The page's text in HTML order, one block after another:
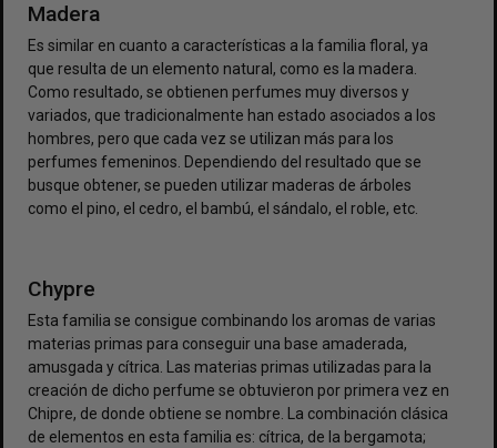
Madera
Es similar en cuanto a características a la familia floral, ya
que resulta de un elemento natural, como es la madera.
Como resultado, se obtienen perfumes muy diversos y
variados, que tradicionalmente han estado asociados a los
hombres, pero que cada vez se utilizan más para los
perfumes femeninos. Dependiendo del resultado que se
busque obtener, se pueden utilizar maderas de árboles
como el pino, el cedro, el bambú, el sándalo, el roble, etc.
Chypre
Esta familia se consigue combinando los aromas de varias
materias primas para conseguir una base amaderada,
amusgada y cítrica. Las materias primas utilizadas para la
creación de dicho perfume se obtuvieron por primera vez en
Chipre, de donde obtiene se nombre. La combinación clásica
de elementos en esta familia es: cítrica, de la bergamota;